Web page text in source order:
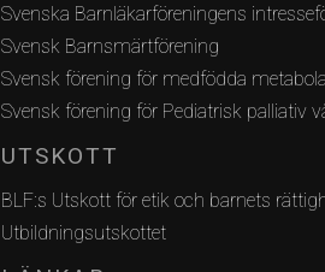
Svenska Barnläkarföreningens
Svensk Barnsmärtförening
Svensk förening för medfödda
Svensk förening för Pediatrisk palliativ
UTSKOTT
BLF:s Utskott för etik och barnets
Utbildningsutskottet